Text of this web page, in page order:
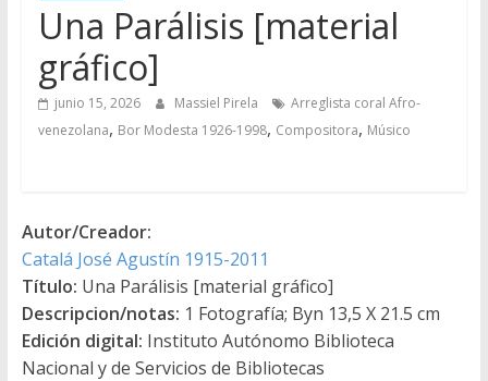
Una Parálisis [material
gráfico]
junio 15, 2026 Massiel Pirela
Arreglista coral Afro-
venezolana, Bor Modesta 1926-1998, Compositora, Músico
Autor/Creador:
Catalá José Agustín 1915-2011
Título: Una Parálisis [material gráfico]
Descripcion/notas: 1 Fotografía; Byn 13,5 X 21.5 cm
Edición digital: Instituto Autónomo Biblioteca
Nacional y de Servicios de Bibliotecas